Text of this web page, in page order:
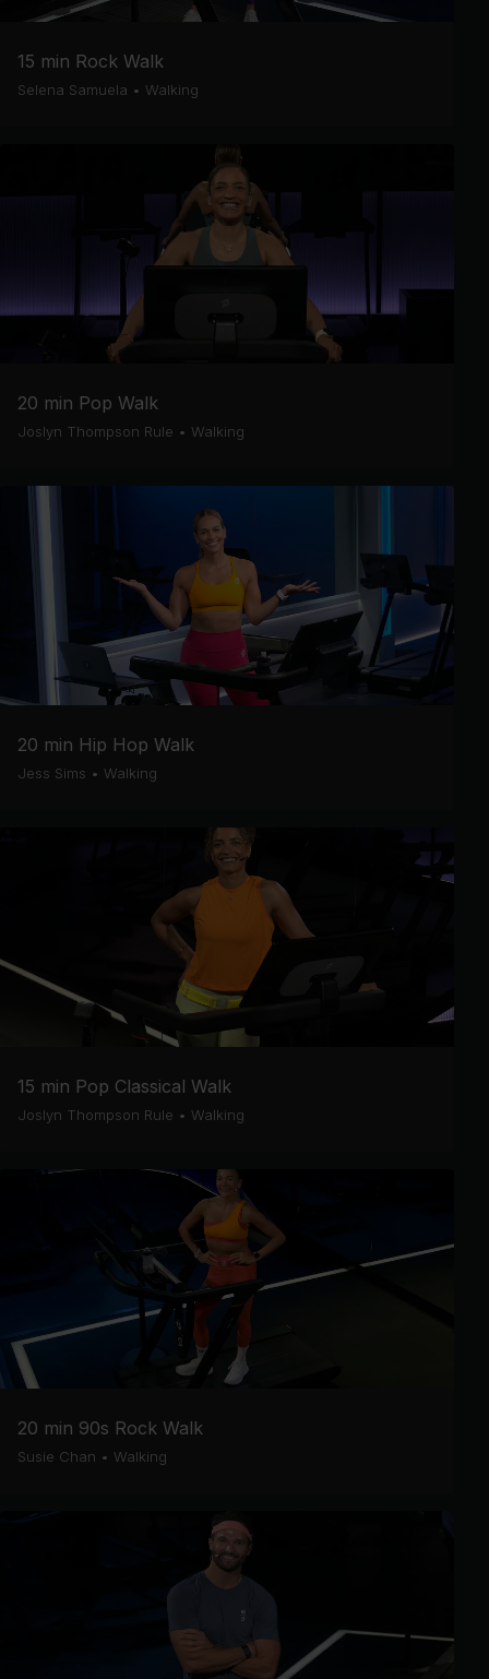
15 min Rock Walk
Selena Samuela • Walking
20 min Pop Walk
Joslyn Thompson Rule • Walking
20 min Hip Hop Walk
Jess Sims • Walking
15 min Pop Classical Walk
Joslyn Thompson Rule • Walking
20 min 90s Rock Walk
Susie Chan • Walking